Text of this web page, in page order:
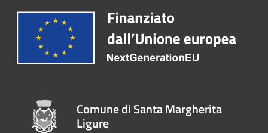
Comune di Santa Margherita
Ligure